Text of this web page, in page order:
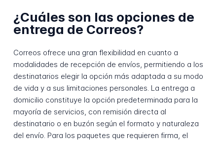
¿Cuáles son las opciones de
entrega de Correos?
Correos ofrece una gran flexibilidad en cuanto a
modalidades de recepción de envíos, permitiendo a los
destinatarios elegir la opción más adaptada a su modo
de vida y a sus limitaciones personales. La entrega a
domicilio constituye la opción predeterminada para la
mayoría de servicios, con remisión directa al
destinatario o en buzón según el formato y naturaleza
del envío. Para los paquetes que requieren firma, el